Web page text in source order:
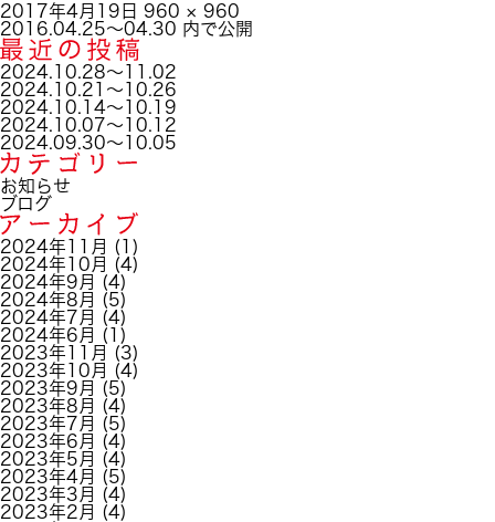
投
稿
日:
2017年4月19日 フ
ル
イ
ズ
960 × 960
投
稿
ナ
ビ
ゲ
ー
シ
ョ
ン
2016.04.25～04.30 内で公開
2024.10.28～11.02
2024.10.21～10.26
2024.10.14～10.19
2024.10.07～10.12
2024.09.30～10.05
お知らせ
ブログ
2024年11月
(1)
2024年10月
(4)
2024年9月
(4)
2024年8月
(5)
2024年7月
(4)
2024年6月
(1)
2023年11月
(3)
2023年10月
(4)
2023年9月
(5)
2023年8月
(4)
2023年7月
(5)
2023年6月
(4)
2023年5月
(4)
2023年4月
(5)
2023年3月
(4)
2023年2月
(4)